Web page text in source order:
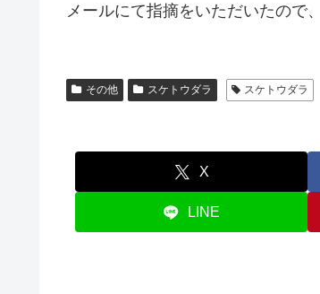
メールにて指摘をいただいたので
その他 スケトウダラ スケトウダラ
X
LINE